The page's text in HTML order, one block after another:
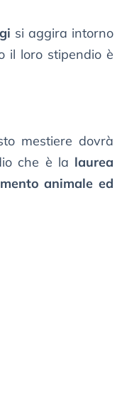
si aggira intorno
il loro stipendio è
mestiere dovrà
che è la laurea
animale ed